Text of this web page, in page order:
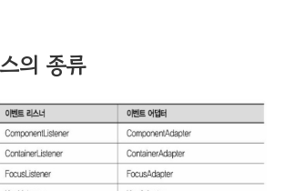
의 종류